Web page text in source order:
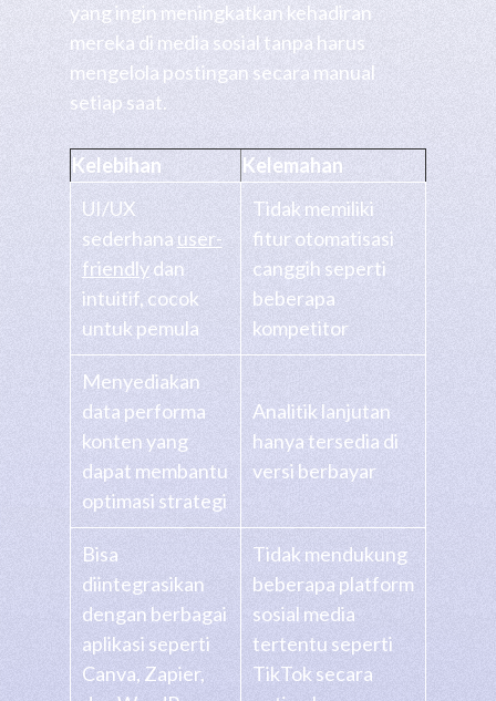
yang ingin meningkatkan kehadiran
mereka di media sosial tanpa harus
mengelola postingan secara manual
setiap saat.
Kelebihan
Kelemahan
UI/UX
sederhana user-
friendlydan
intuitif, cocok
untuk pemula
Tidak memiliki
fitur otomatisasi
canggih seperti
beberapa
kompetitor
Menyediakan
data performa
konten yang
dapat membantu
optimasi strategi
Analitik lanjutan
hanya tersedia di
versi berbayar
Bisa
diintegrasikan
dengan berbagai
aplikasi seperti
Canva, Zapier,
Tidak mendukung
beberapa platform
sosial media
tertentu seperti
TikTok secara